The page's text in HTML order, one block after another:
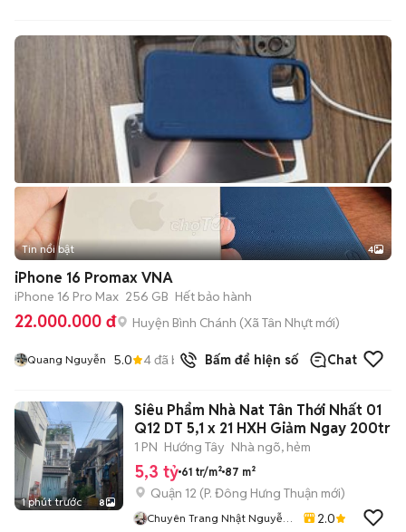
Tin nổi bật 4
iPhone 16 Promax VNA
iPhone 16 Pro Max 256 GB Hết bảo hành
22.000.000 đ Huyện Bình Chánh (Xã Tân Nhựt mới)
Quang Nguyễn 5.0 4đã bán Bấm để hiện số Chat
1 phút trước 8
Siêu Phẩm Nhà Nat Tân Thới Nhất 01
Q12 DT 5,1 x 21 HXH Giảm Ngay 200tr
1 PN Hướng Tây Nhà ngõ, hẻm
5,3 tỷ 61 tr/m² 87 m²
Quận 12 (P. Đông Hưng Thuận mới)
Chuyên Trang Nhật Nguyễn
2.0